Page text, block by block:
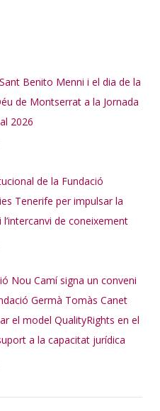
Benito Menni i el dia de la
de Montserrat a la Jornada
2026
de la Fundació
Tenerife per impulsar la
de coneixement
Nou Camí signa un conveni
Germà Tomàs Canet
el model QualityRights en el
a la capacitat jurídica